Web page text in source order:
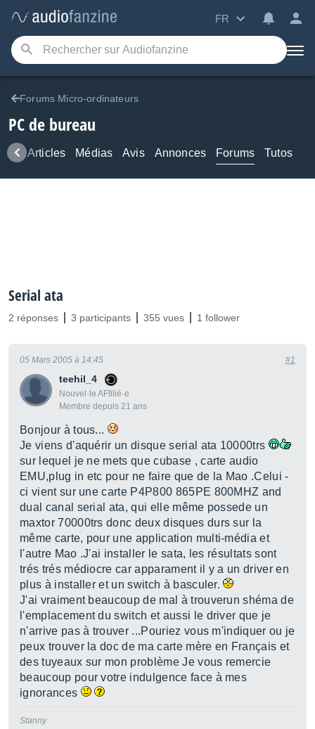
FR
Forums Micro-ordinateurs
PC de bureau
Articles Médias Avis Annonces Forums Tutos
Serial ata
2 réponses 3 participants 355 vues 1 follower
teehil_4
Nouvel·le AFfilié·e
Membre depuis 21 ans
05 Mars 2005 à 14:45 #1
Bonjour à tous...
Je viens d'aquérir un disque serial ata 10000trs
sur lequel je ne mets que cubase , carte audio
EMU,plug in etc pour ne faire que de la Mao .Celui -
ci vient sur une carte P4P800 865PE 800MHZ and
dual canal serial ata, qui elle même possede un
maxtor 70000trs donc deux disques durs sur la
même carte, pour une application multi-média et
l'autre Mao .J'ai installer le sata, les résultats sont
trés trés médiocre car apparament il y a un driver en
plus à installer et un switch à basculer.
J'ai vraiment beaucoup de mal à trouverun shéma de
l'emplacement du switch et aussi le driver que je
n'arrive pas à trouver ...Pouriez vous m'indiquer ou je
peux trouver la doc de ma carte mère en Français et
des tuyeaux sur mon problème Je vous remercie
beaucoup pour votre indulgence face à mes
ignorances
Stanny